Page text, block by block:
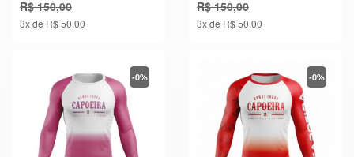
R$ 150,00
3x de R$ 50,00
R$ 150,00
3x de R$ 50,00
-0% -0%